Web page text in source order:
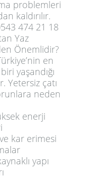
problemleri
kaldırılır.
474 21 18
Yaz
Önemlidir?
en
yaşandığı
Yetersiz çatı
neden
enerji
ve kar erimesi
yapı